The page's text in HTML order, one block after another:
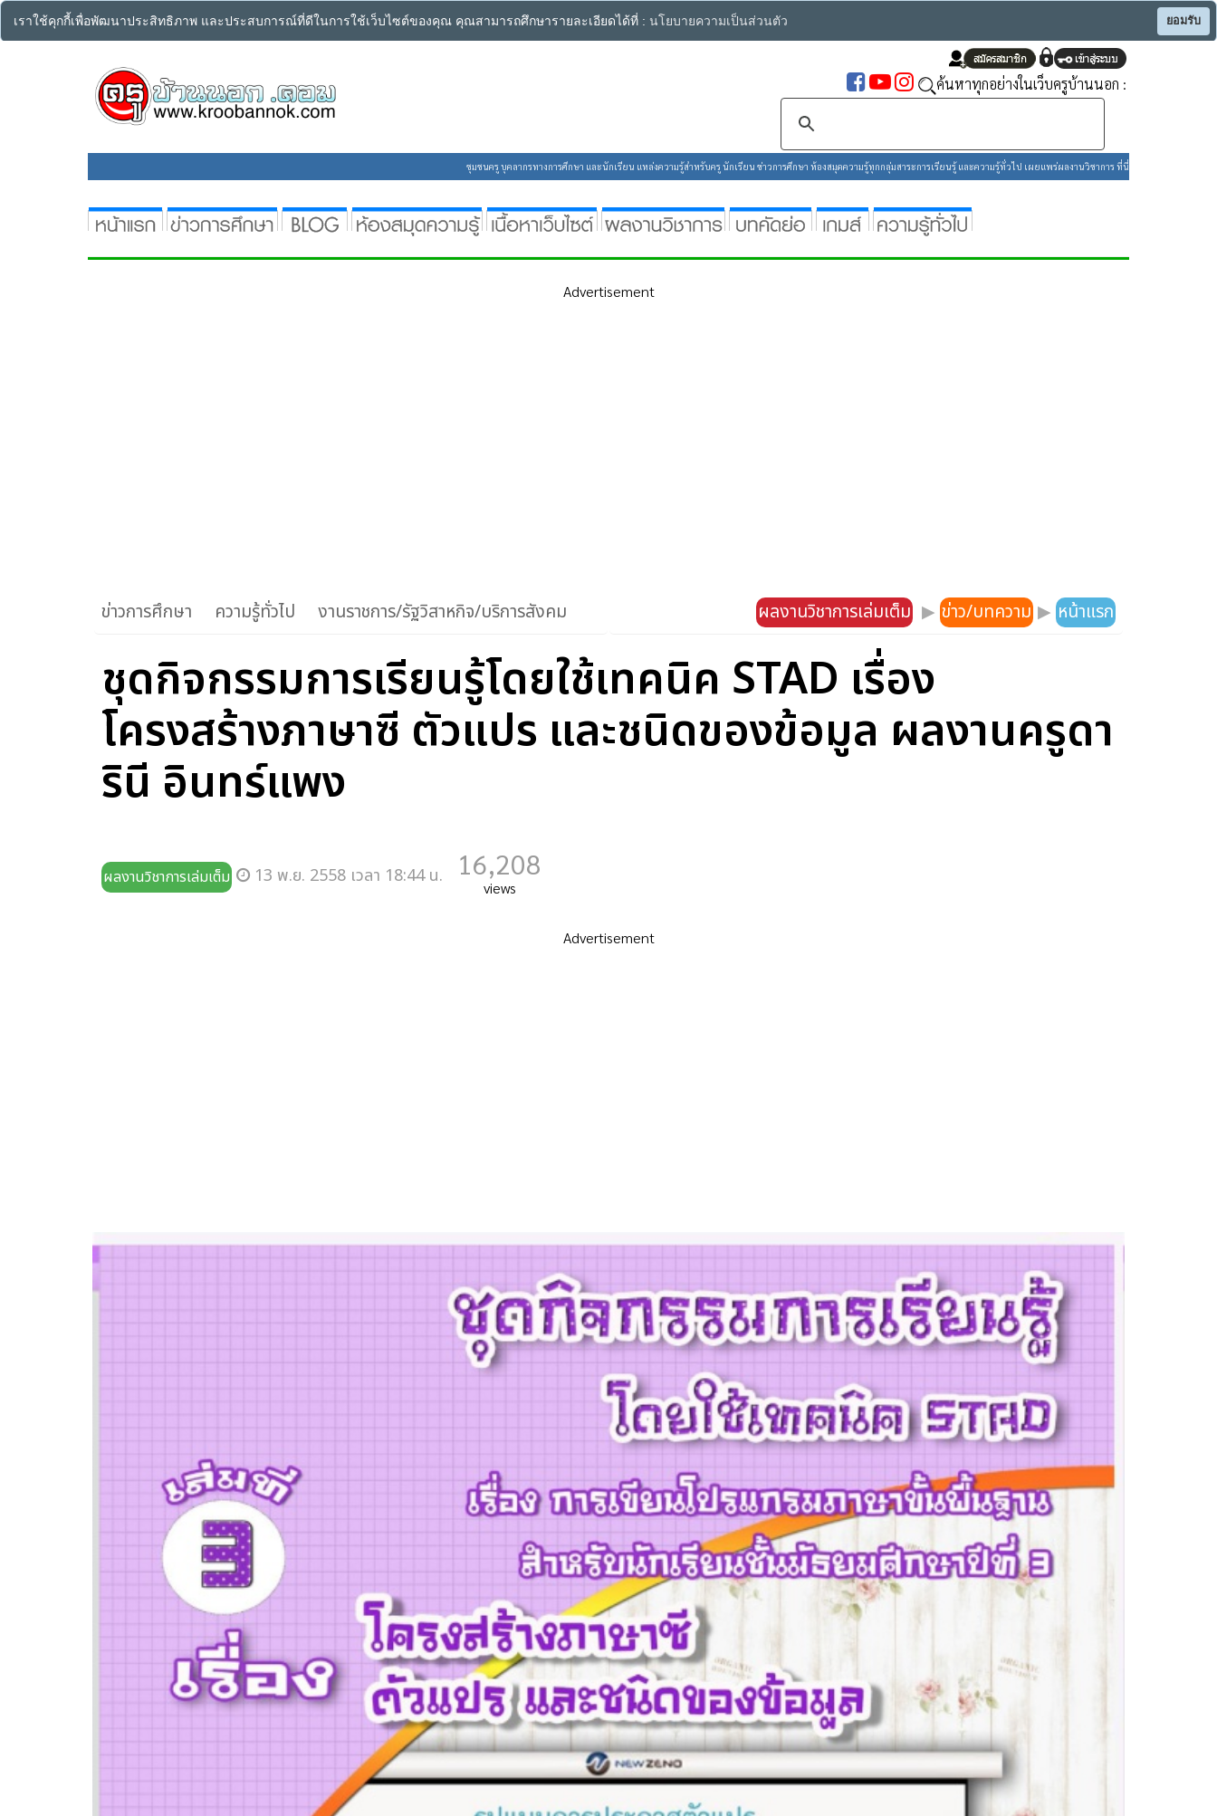
เราใช้คุกกี้เพื่อพัฒนาประสิทธิภาพ และประสบการณ์ที่ดีในการใช้เว็บไซต์ของคุณ คุณสามารถศึกษารายละเอียดได้ที่ : นโยบายความเป็นส่วนตัว ยอมรับ
ค้นหาทุกอย่างในเว็บครูบ้านนอก :
ชุมชนครู บุคลากรทางการศึกษา และนักเรียน แหล่งความรู้สำหรับครู นักเรียน ข่าวการศึกษา ห้องสมุดความรู้ทุกกลุ่มสาระการเรียนรู้ และความรู้ทั่วไป เผยแพร่ผลงานวิชาการ ที่นี่
Advertisement
ข่าวการศึกษา ความรู้ทั่วไป งานราชการ/รัฐวิสาหกิจ/บริการสังคม ผลงานวิชาการเล่มเต็ม ▶ ข่าว/บทความ ▶ หน้าแรก
ชุดกิจกรรมการเรียนรู้โดยใช้เทคนิค STAD เรื่อง
โครงสร้างภาษาซี ตัวแปร และชนิดของข้อมูล ผลงานครูดา
รินี อินทร์แพง
ผลงานวิชาการเล่มเต็ม 13 พ.ย. 2558 เวลา 18:44 น. 16,208
views
Advertisement